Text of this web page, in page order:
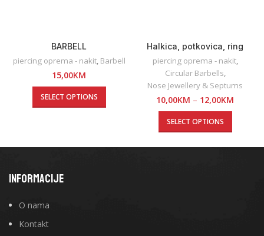
BARBELL
piercing oprema - nakit, Barbell
15,00KM
SELECT OPTIONS
Halkica, potkovica, ring
piercing oprema - nakit,
Circular Barbells
Nose Jewellery & Septums
10,00KM – 12,00KM
SELECT OPTIONS
INFORMACIJE
O nama
Kontakt